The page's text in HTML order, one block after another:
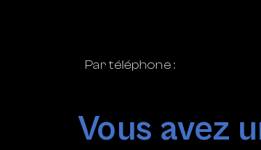
Par téléphone :
Vous avez